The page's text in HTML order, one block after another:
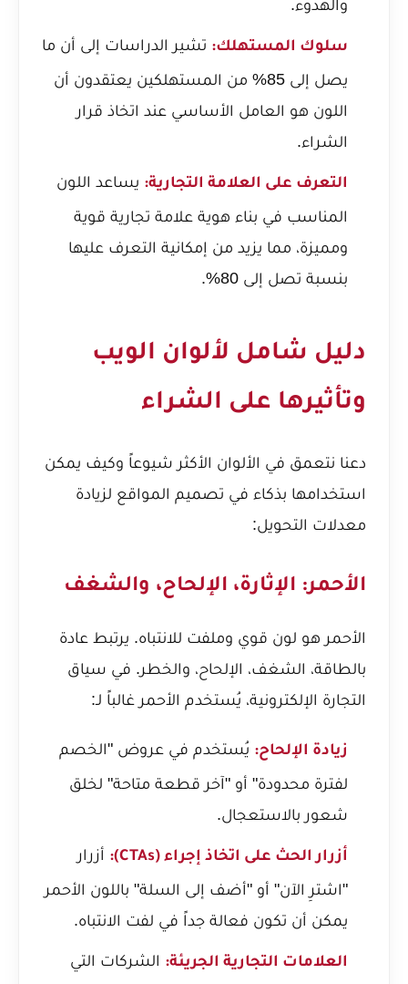
والهدوء.
سلوك المستهلك: تشير الدراسات إلى أن ما
يصل إلى 85% من المستهلكين يعتقدون أن
اللون هو العامل الأساسي عند اتخاذ قرار
الشراء.
التعرف على العلامة التجارية: يساعد اللون
المناسب في بناء هوية علامة تجارية قوية
ومميزة، مما يزيد من إمكانية التعرف عليها
بنسبة تصل إلى 80%.
دليل شامل لألوان الويب
وتأثيرها على الشراء
دعنا نتعمق في الألوان الأكثر شيوعاً وكيف يمكن
استخدامها بذكاء في تصميم المواقع لزيادة
معدلات التحويل:
الأحمر: الإثارة، الإلحاح، والشغف
الأحمر هو لون قوي وملفت للانتباه. يرتبط عادة
بالطاقة، الشغف، الإلحاح، والخطر. في سياق
التجارة الإلكترونية، يُستخدم الأحمر غالباً لـ:
زيادة الإلحاح: يُستخدم في عروض "الخصم
لفترة محدودة" أو "آخر قطعة متاحة" لخلق
شعور بالاستعجال.
أزرار الحث على اتخاذ إجراء (CTAs):
أزرار
"اشترِ الآن" أو "أضف إلى السلة" باللون الأحمر
يمكن أن تكون فعالة جداً في لفت الانتباه.
العلامات التجارية الجريئة: الشركات التي